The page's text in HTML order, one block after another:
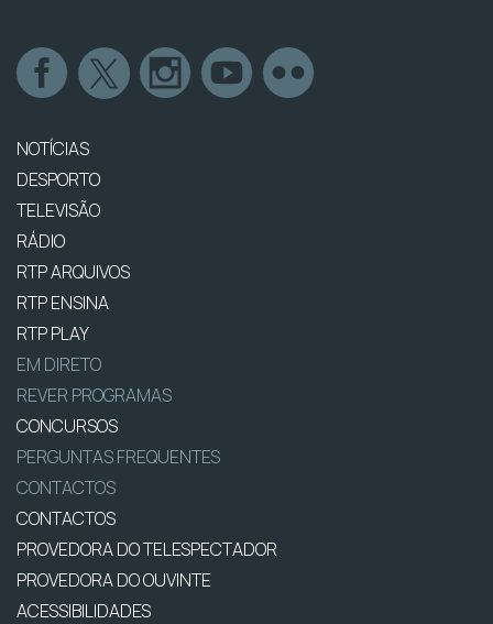
NOTÍCIAS
DESPORTO
TELEVISÃO
RÁDIO
RTP ARQUIVOS
RTP ENSINA
RTP PLAY
EM DIRETO
REVER PROGRAMAS
CONCURSOS
PERGUNTAS FREQUENTES
CONTACTOS
CONTACTOS
PROVEDORA DO TELESPECTADOR
PROVEDORA DO OUVINTE
ACESSIBILIDADES